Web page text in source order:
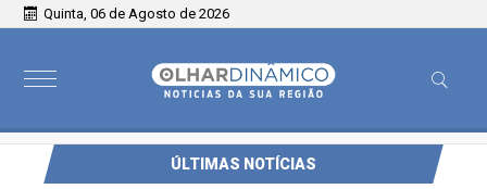
Quinta, 06 de Agosto de 2026
ÚLTIMAS NOTÍCIAS